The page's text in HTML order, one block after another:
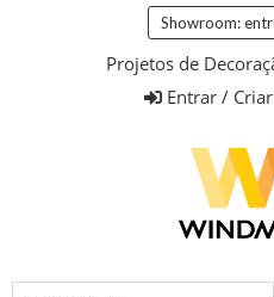
Showroom:
Projetos de
Entrar /